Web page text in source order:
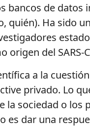
bancos de
Ha sido
del SARS-
a la
privado. Lo
sociedad o
dar una